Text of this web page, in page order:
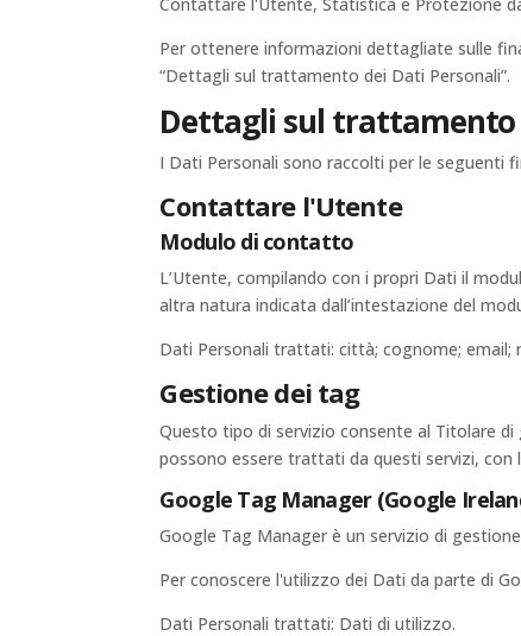
Per ottenere informazioni dettagliate sulle
“Dettagli sul trattamento dei Dati Personali”.
Dettagli sul trattamento
I Dati Personali sono raccolti per le seguenti
Contattare l'Utente
Modulo di contatto
L’Utente, compilando con i propri Dati il
altra natura indicata dall’intestazione del
Dati Personali trattati: città; cognome; email;
Gestione dei tag
Questo tipo di servizio consente al Titolare
possono essere trattati da questi servizi, con
Google Tag Manager (Google
Google Tag Manager è un servizio di
Per conoscere l'utilizzo dei Dati da parte di
Dati Personali trattati: Dati di utilizzo.